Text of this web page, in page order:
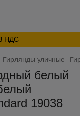
НДС
Гирлянды уличные
белый
19038